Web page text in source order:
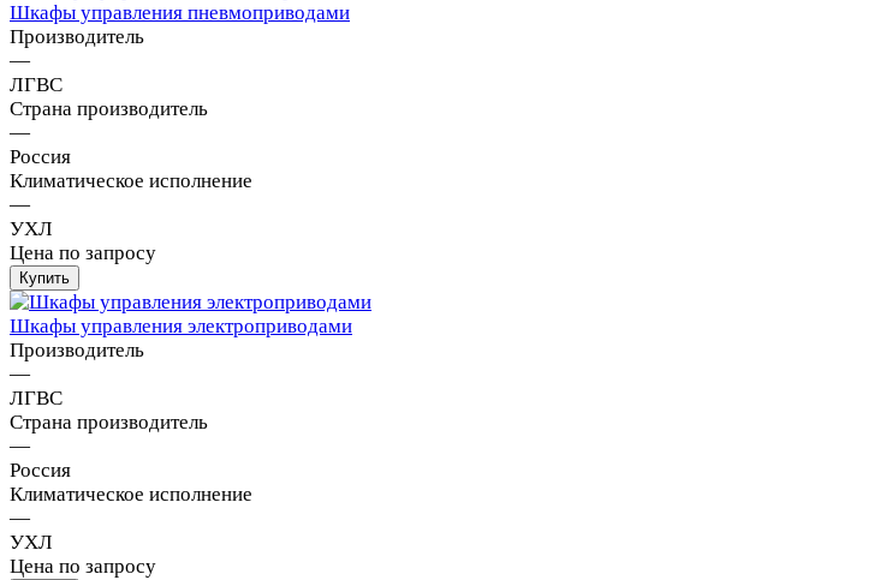
Шкафы управления пневмоприводами
Производитель
—
ЛГВС
Страна производитель
—
Россия
Климатическое исполнение
—
УХЛ
Цена по запросу
Шкафы управления электроприводами
Производитель
—
ЛГВС
Страна производитель
—
Россия
Климатическое исполнение
—
УХЛ
Цена по запросу